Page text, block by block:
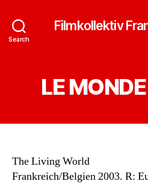
Search
Filmkollektiv
LE
The Living World
Frankreich/Belgien 2003. R: